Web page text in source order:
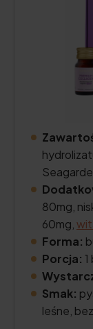
80mg,
60mg,
Forma:
Porcja:
Smak:
leśne,